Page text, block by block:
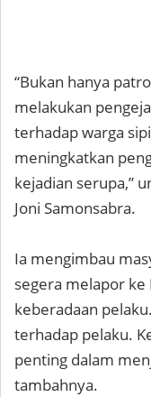
“Bukan hanya
melakukan
terhadap warga
meningkatkan
kejadian serupa,”
Joni Samonsabra.
Ia mengimbau
segera melapor ke
keberadaan
terhadap pelaku.
penting dalam
tambahnya.